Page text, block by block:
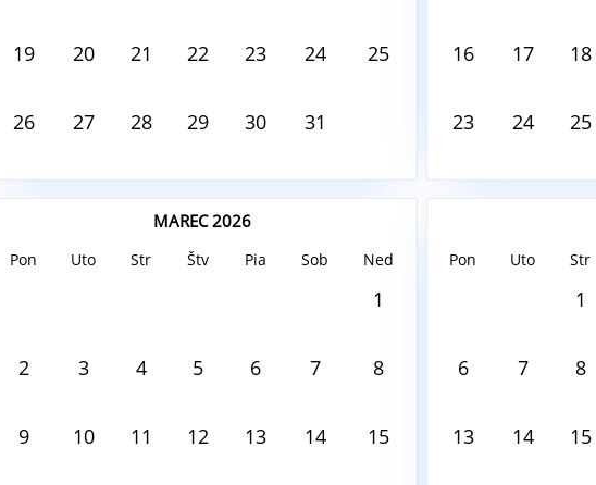
19 20 21 22 23 24 25
26 27 28 29 30 31
16 17 18
23 24 25
MAREC 2026
Pon Uto Str Štv Pia Sob Ned
1
2 3 4 5 6 7 8
9 10 11 12 13 14 15
Pon Uto Str
1
6 7 8
13 14 15